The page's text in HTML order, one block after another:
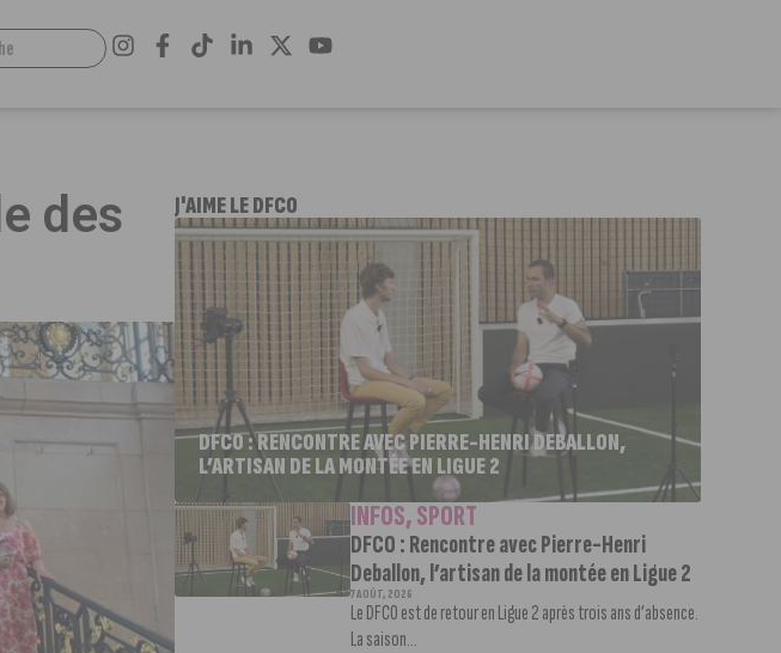
des
J'AIME LE DFCO
DFCO : RENCONTRE AVEC PIERRE-HENRI DEBALLON,
L’ARTISAN DE LA MONTÉE EN LIGUE 2
INFOS,SPORT
DFCO : Rencontre avec Pierre-Henri
Deballon, l’artisan de la montée en Ligue 2
7 AOÛT, 2026
Le DFCO est de retour en Ligue 2 après trois ans d’absence.
La saison...